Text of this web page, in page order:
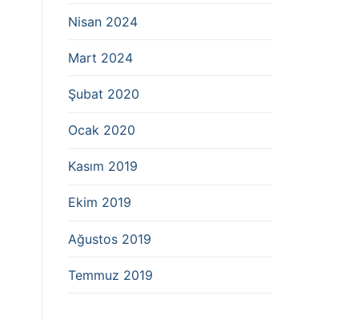
Nisan 2024
Mart 2024
Şubat 2020
Ocak 2020
Kasım 2019
Ekim 2019
Ağustos 2019
Temmuz 2019